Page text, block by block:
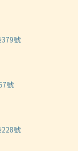
號
號
號